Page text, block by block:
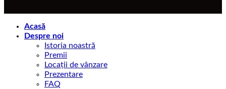
Acasă
Despre noi
Istoria noastră
Premii
Locații de vânzare
Prezentare
FAQ